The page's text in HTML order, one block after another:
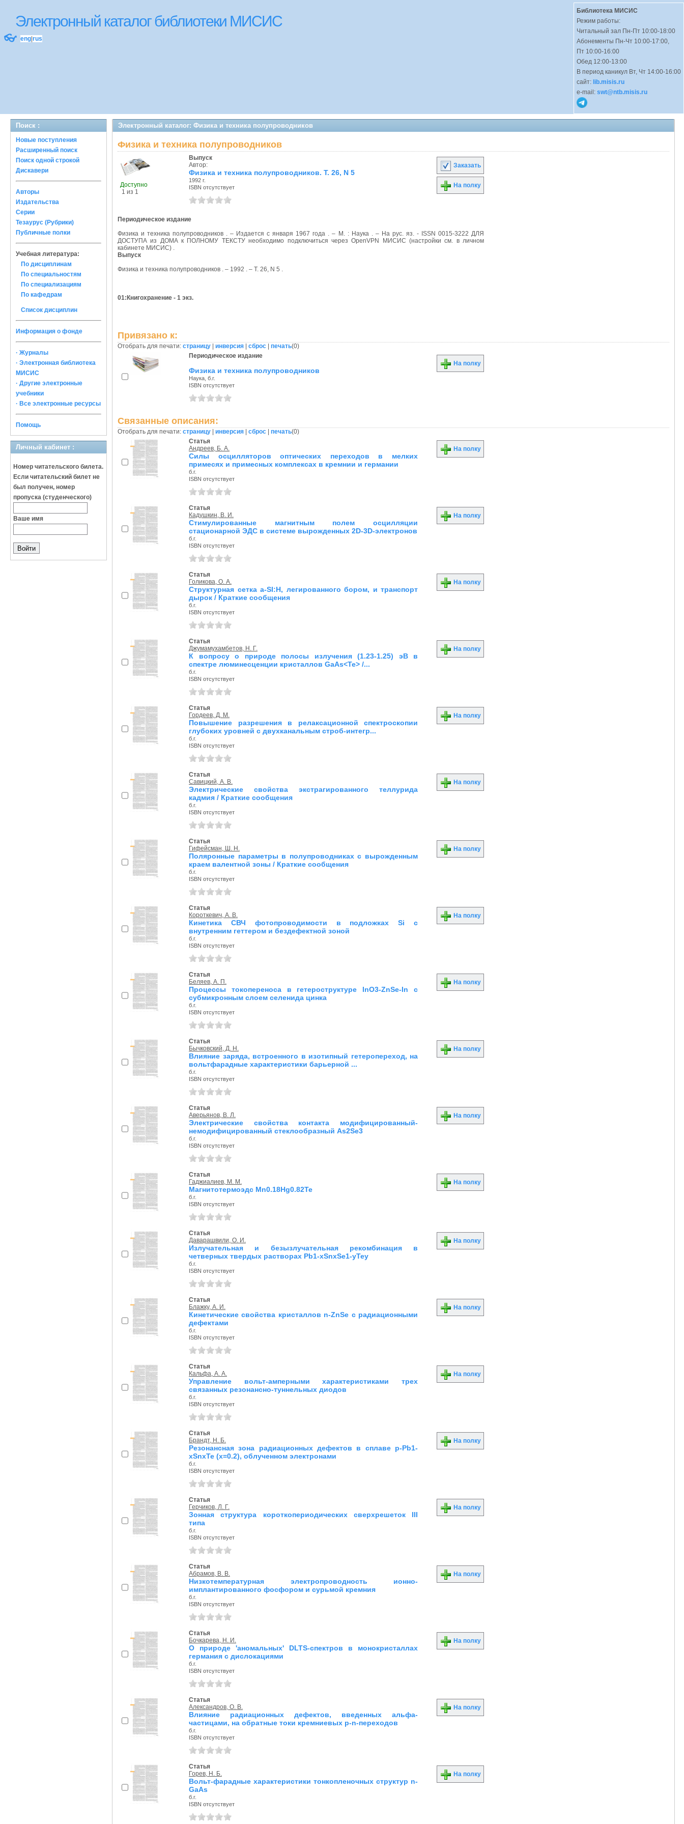
Электронный каталог библиотеки МИСИС
👓 eng rus
Библиотека МИСИС
Режим работы:
Читальный зал Пн-Пт 10:00-18:00
Абонементы Пн-Чт 10:00-17:00,
Пт 10:00-16:00
Обед 12:00-13:00
В период каникул Вт, Чт 14:00-16:00
сайт: lib.misis.ru
e-mail: swt@ntb.misis.ru
Поиск :
Новые поступления
Расширенный поиск
Поиск одной строкой
Дискавери
Авторы
Издательства
Серии
Тезаурус (Рубрики)
Публичные полки
Учебная литература:
По дисциплинам
По специальностям
По специализациям
По кафедрам
Список дисциплин
Информация о фонде
· Журналы
· Электронная библиотека
МИСИС
· Другие электронные
учебники
· Все электронные ресурсы
Помощь
Личный кабинет :
Номер читательского билета.
Если читательский билет не
был получен, номер
пропуска (студенческого)
Ваше имя
Электронный каталог: Физика и техника полупроводников
Физика и техника полупроводников
Доступно
1 из 1
Выпуск
Автор:
Физика и техника полупроводников. Т. 26, N 5
1992 г.
ISBN отсутствует
Заказать
На полку
Периодическое издание
Физика и техника полупроводников . – Издается с января 1967 года . – М. : Наука . – На рус. яз. - ISSN 0015-3222 ДЛЯ
ДОСТУПА из ДОМА к ПОЛНОМУ ТЕКСТУ необходимо подключиться через OpenVPN МИСИС (настройки см. в личном
кабинете МИСИС) .
Выпуск
Физика и техника полупроводников . – 1992 . – Т. 26, N 5 .
01:Книгохранение - 1 экз.
Привязано к:
Отобрать для печати: страницу инверсия сброс печать(0)
Периодическое издание
Физика и техника полупроводников
Наука, б.г.
ISBN отсутствует
На полку
Связанные описания:
Отобрать для печати: страницу инверсия сброс печать(0)
Статья
Андреев, Б. А.
Силы осцилляторов оптических переходов в мелких
примесях и примесных комплексах в кремнии и германии
б.г.
ISBN отсутствует
На полку
Статья
Кадушкин, В. И.
Стимулированные магнитным полем осцилляции
стационарной ЭДС в системе вырожденных 2D-3D-электронов
б.г.
ISBN отсутствует
На полку
Статья
Голикова, О. А.
Структурная сетка a-SI:H, легированного бором, и транспорт
дырок / Краткие сообщения
б.г.
ISBN отсутствует
На полку
Статья
Джумамухамбетов, Н. Г.
К вопросу о природе полосы излучения (1.23-1.25) эВ в
спектре люминесценции кристаллов GaAs<Te> /...
б.г.
ISBN отсутствует
На полку
Статья
Гордеев, Д. М.
Повышение разрешения в релаксационной спектроскопии
глубоких уровней с двухканальным строб-интегр...
б.г.
ISBN отсутствует
На полку
Статья
Савицкий, А. В.
Электрические свойства экстрагированного теллурида
кадмия / Краткие сообщения
б.г.
ISBN отсутствует
На полку
Статья
Гифейсман, Ш. Н.
Поляронные параметры в полупроводниках с вырожденным
краем валентной зоны / Краткие сообщения
б.г.
ISBN отсутствует
На полку
Статья
Короткевич, А. В.
Кинетика СВЧ фотопроводимости в подложках Si с
внутренним геттером и бездефектной зоной
б.г.
ISBN отсутствует
На полку
Статья
Беляев, А. П.
Процессы токопереноса в гетероструктуре InO3-ZnSe-In с
субмикронным слоем селенида цинка
б.г.
ISBN отсутствует
На полку
Статья
Бычковский, Д. Н.
Влияние заряда, встроенного в изотипный гетеропереход, на
вольтфарадные характеристики барьерной ...
б.г.
ISBN отсутствует
На полку
Статья
Аверьянов, В. Л.
Электрические свойства контакта модифицированный-
немодифицированный стеклообразный As2Se3
б.г.
ISBN отсутствует
На полку
Статья
Гаджиалиев, М. М.
Магнитотермоэдс Mn0.18Hg0.82Te
б.г.
ISBN отсутствует
На полку
Статья
Даварашвили, О. И.
Излучательная и безызлучательная рекомбинация в
четверных твердых растворах Pb1-xSnxSe1-yTey
б.г.
ISBN отсутствует
На полку
Статья
Блажку, А. И.
Кинетические свойства кристаллов n-ZnSe с радиационными
дефектами
б.г.
ISBN отсутствует
На полку
Статья
Кальфа, А. А.
Управление вольт-амперными характеристиками трех
связанных резонансно-туннельных диодов
б.г.
ISBN отсутствует
На полку
Статья
Брандт, Н. Б.
Резонансная зона радиационных дефектов в сплаве p-Pb1-
xSnxTe (x=0.2), облученном электронами
б.г.
ISBN отсутствует
На полку
Статья
Герчиков, Л. Г.
Зонная структура короткопериодических сверхрешеток III
типа
б.г.
ISBN отсутствует
На полку
Статья
Абрамов, В. В.
Низкотемпературная электропроводность ионно-
имплантированного фосфором и сурьмой кремния
б.г.
ISBN отсутствует
На полку
Статья
Бочкарева, Н. И.
О природе 'аномальных' DLTS-спектров в монокристаллах
германия с дислокациями
б.г.
ISBN отсутствует
На полку
Статья
Александров, О. В.
Влияние радиационных дефектов, введенных альфа-
частицами, на обратные токи кремниевых p-n-переходов
б.г.
ISBN отсутствует
На полку
Статья
Горев, Н. Б.
Вольт-фарадные характеристики тонкопленочных структур n-
GaAs
б.г.
ISBN отсутствует
На полку